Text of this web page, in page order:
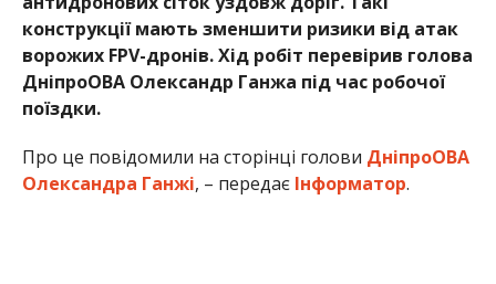
конструкції мають зменшити ризики від атак
ворожих FPV-дронів. Хід робіт перевірив голова
ДніпроОВА Олександр Ганжа під час робочої
поїздки.
Про це повідомили на сторінці голови ДніпроОВА
Олександра Ганжі, – передає Інформатор.